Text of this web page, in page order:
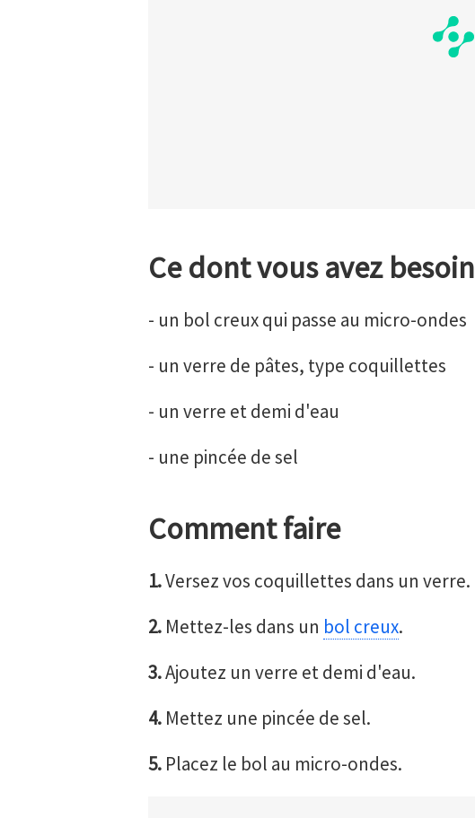
Ce dont vous avez besoin
- un bol creux qui passe au micro-ondes
- un verre de pâtes, type coquillettes
- un verre et demi d'eau
- une pincée de sel
Comment faire
1.Versez vos coquillettes dans un verre.
2.Mettez-les dans un bol creux.
3.Ajoutez un verre et demi d'eau.
4.Mettez une pincée de sel.
5.Placez le bol au micro-ondes.